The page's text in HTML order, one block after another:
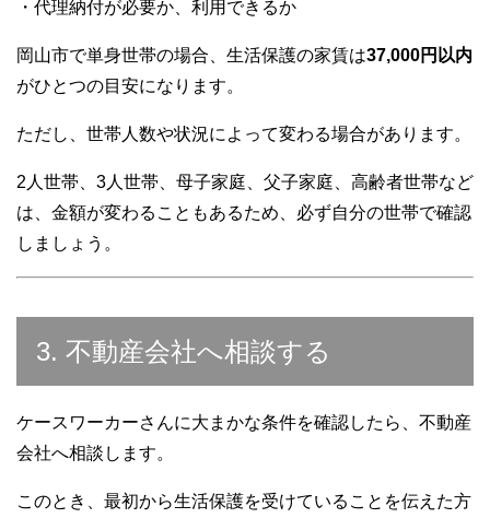
・代理納付が必要か、利用できるか
岡山市で単身世帯の場合、生活保護の家賃は37,000円以内
がひとつの目安になります。
ただし、世帯人数や状況によって変わる場合があります。
2人世帯、3人世帯、母子家庭、父子家庭、高齢者世帯など
は、金額が変わることもあるため、必ず自分の世帯で確認
しましょう。
3. 不動産会社へ相談する
ケースワーカーさんに大まかな条件を確認したら、不動産
会社へ相談します。
このとき、最初から生活保護を受けていることを伝えた方